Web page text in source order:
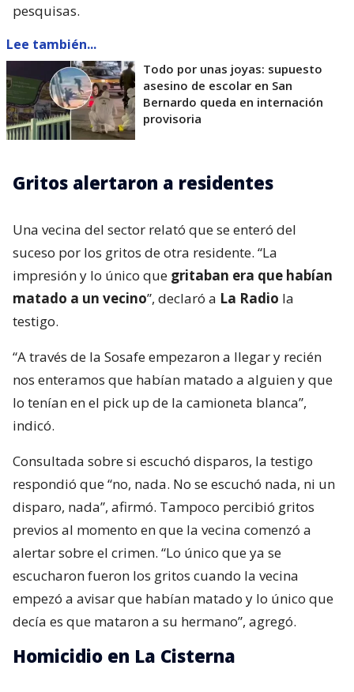
pesquisas.
Lee también...
Todo por unas joyas: supuesto
asesino de escolar en San
Bernardo queda en internación
provisoria
Gritos alertaron a residentes
Una vecina del sector relató que se enteró del
suceso por los gritos de otra residente. “La
impresión y lo único que gritaban era que habían
matado a un vecino”, declaró a La Radio la
testigo.
“A través de la Sosafe empezaron a llegar y recién
nos enteramos que habían matado a alguien y que
lo tenían en el pick up de la camioneta blanca”,
indicó.
Consultada sobre si escuchó disparos, la testigo
respondió que “no, nada. No se escuchó nada, ni un
disparo, nada”, afirmó. Tampoco percibió gritos
previos al momento en que la vecina comenzó a
alertar sobre el crimen. “Lo único que ya se
escucharon fueron los gritos cuando la vecina
empezó a avisar que habían matado y lo único que
decía es que mataron a su hermano”, agregó.
Homicidio en La Cisterna